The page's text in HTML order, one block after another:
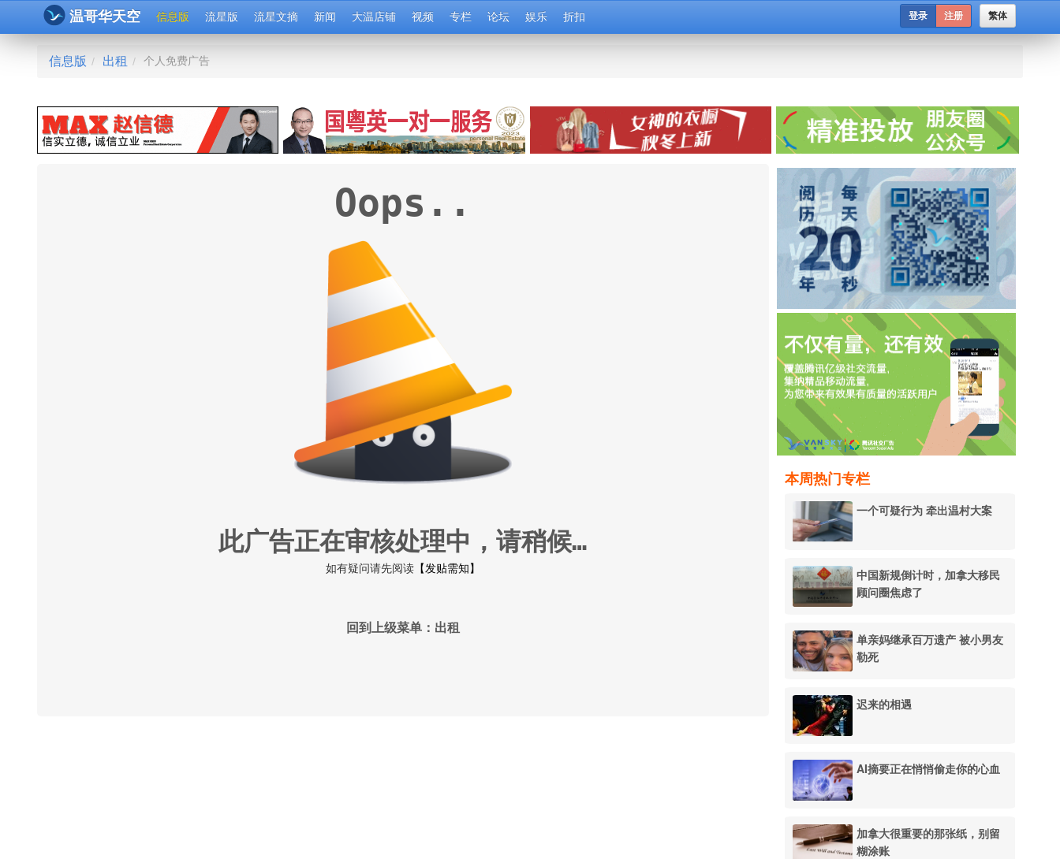
温哥华天空 信息版 流星版 流星文摘 新闻 大温店铺 视频 专栏 论坛 娱乐 折扣 繁体
登录 注册
信息版 / 出租 / 个人免费广告
本周热门专栏
一个可疑行为 牵出温村大案
中国新规倒计时，加拿大移民
顾问圈焦虑了
单亲妈继承百万遗产 被小男友
勒死
迟来的相遇
AI摘要正在悄悄偷走你的心血
加拿大很重要的那张纸，别留
糊涂账
Oops..
此广告正在审核处理中，请稍候…
如有疑问请先阅读【发贴需知】
回到上级菜单：出租